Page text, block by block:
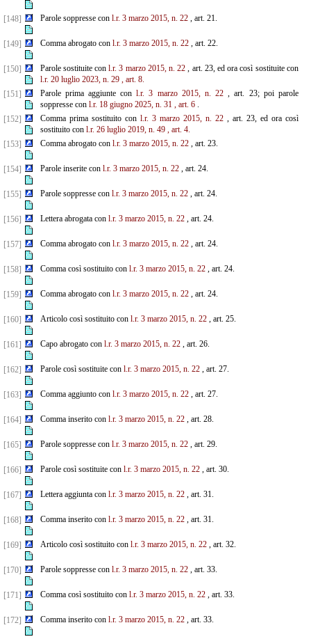
[148] Parole soppresse con l.r. 3 marzo 2015, n. 22, art. 21.
[149] Comma abrogato con l.r. 3 marzo 2015, n. 22, art. 22.
[150] Parole sostituite conl.r. 3 marzo 2015, n. 22 , art. 23, ed ora così sostituite con
l.r. 20 luglio 2023, n. 29 , art. 8.
[151]
Parole prima aggiunte conl.r. 3 marzo 2015, n. 22 , art. 23; poi parole
soppresse con l.r. 18 giugno 2025, n. 31 , art. 6.
[152]
Comma prima sostituito con l.r. 3 marzo 2015, n. 22, art. 23, ed ora così
sostituito con l.r. 26 luglio 2019, n. 49 , art. 4.
[153]
Comma abrogato con l.r. 3 marzo 2015, n. 22, art. 23.
[154] Parole inserite con l.r. 3 marzo 2015, n. 22, art. 24.
[155] Parole soppresse con l.r. 3 marzo 2015, n. 22, art. 24.
[156] Lettera abrogata con l.r. 3 marzo 2015, n. 22, art. 24.
[157] Comma abrogato con l.r. 3 marzo 2015, n. 22, art. 24.
[158] Comma così sostituito con l.r. 3 marzo 2015, n. 22, art. 24.
[159] Comma abrogato con l.r. 3 marzo 2015, n. 22, art. 24.
[160] Articolo così sostituito con l.r. 3 marzo 2015, n. 22, art. 25.
[161] Capo abrogato con l.r. 3 marzo 2015, n. 22, art. 26.
[162] Parole così sostituite con l.r. 3 marzo 2015, n. 22, art. 27.
[163] Comma aggiunto con l.r. 3 marzo 2015, n. 22, art. 27.
[164] Comma inserito con l.r. 3 marzo 2015, n. 22, art. 28.
[165] Parole soppresse con l.r. 3 marzo 2015, n. 22, art. 29.
[166] Parole così sostituite con l.r. 3 marzo 2015, n. 22, art. 30.
[167] Lettera aggiunta con l.r. 3 marzo 2015, n. 22, art. 31.
[168] Comma inserito con l.r. 3 marzo 2015, n. 22, art. 31.
[169] Articolo così sostituito con l.r. 3 marzo 2015, n. 22, art. 32.
[170] Parole soppresse con l.r. 3 marzo 2015, n. 22, art. 33.
[171] Comma così sostituito con l.r. 3 marzo 2015, n. 22, art. 33.
[172] Comma inserito con l.r. 3 marzo 2015, n. 22, art. 33.